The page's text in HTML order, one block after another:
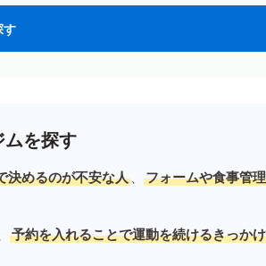
す
ムを探す
決めるのが不安な人 、
フォームや食事管
予約を入れることで運動を続けるきっか